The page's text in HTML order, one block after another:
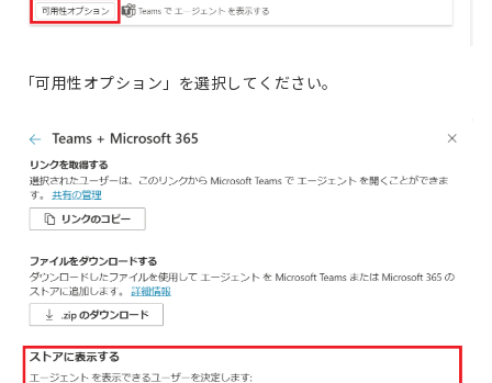
「可用性オプション」を選択してください。